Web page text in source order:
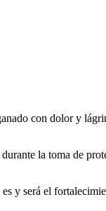
con dolor y
la toma de
y será el